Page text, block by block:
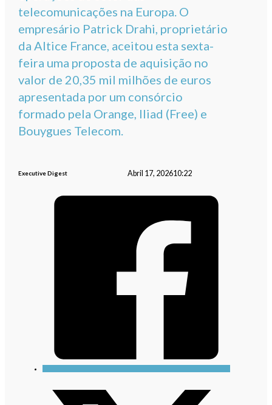
telecomunicações na Europa. O
empresário Patrick Drahi, proprietário
da Altice France, aceitou esta sexta-
feira uma proposta de aquisição no
valor de 20,35 mil milhões de euros
apresentada por um consórcio
formado pela Orange, Iliad (Free) e
Bouygues Telecom.
Executive Digest Abril 17, 202610:22